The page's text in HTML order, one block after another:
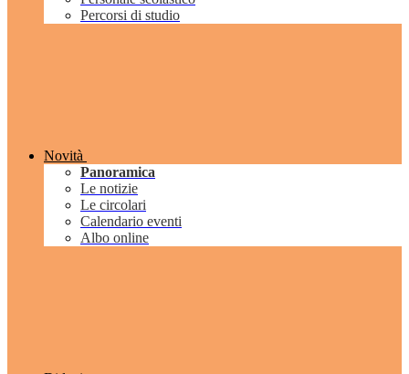
Percorsi di studio
Novità
Panoramica
Le notizie
Le circolari
Calendario eventi
Albo online